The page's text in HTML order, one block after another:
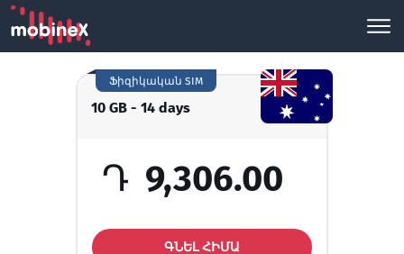
10 GB - 14 days
Ֆիզիկական SIM
Դ 9,306.00
ԳՆԵԼ ՀԻՄԱ